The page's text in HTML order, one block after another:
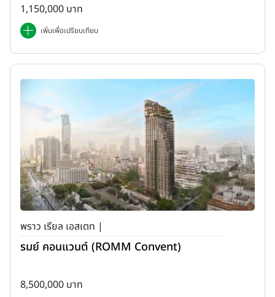
1,150,000 บาท
เพิ่มเพื่อเปรียบเทียบ
พราว เรียล เอสเตท |
รมย์ คอนแวนต์ (ROMM Convent)
8,500,000 บาท